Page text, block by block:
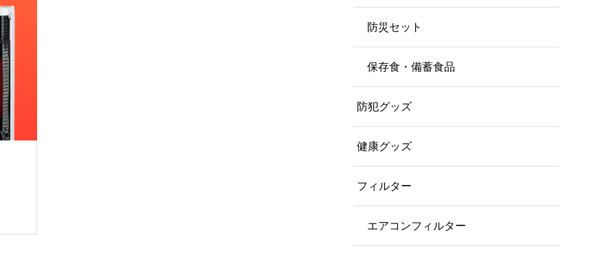
防災セット
保存食・備蓄食品
防犯グッズ
健康グッズ
フィルター
エアコンフィルター